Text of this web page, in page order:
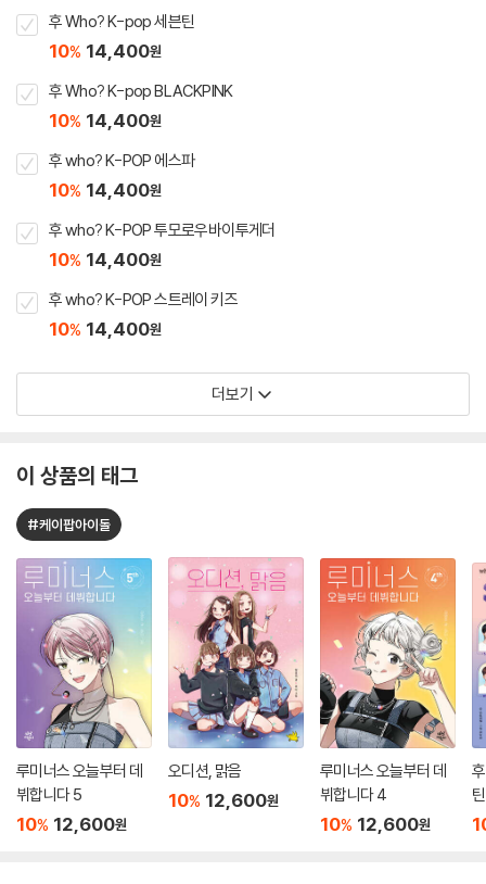
후 Who? K-pop 세븐틴
10% 14,400원
후 Who? K-pop BLACKPINK
10% 14,400원
후 who? K-POP 에스파
10% 14,400원
후 who? K-POP 투모로우바이투게더
10% 14,400원
후 who? K-POP 스트레이 키즈
10% 14,400원
더보기
이 상품의 태그
#케이팝아이돌
루미너스 오늘부터 데
뷔합니다 5
10% 12,600원
오디션, 맑음
10% 12,600원
루미너스 오늘부터 데
뷔합니다 4
10% 12,600원
틴